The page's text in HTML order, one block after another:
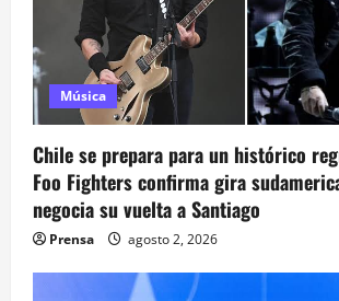
d
e
e
n
t
Música
Chile se prepara para un histórico
Foo Fighters confirma gira
negocia su vuelta a Santiago
Prensa agosto 2, 2026